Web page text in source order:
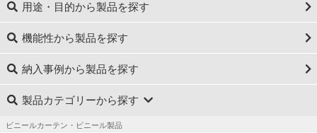
用途・目的から製品を探す
機能性から製品を探す
納入事例から製品を探す
製品カテゴリーから探す
ビニールカーテン・ビニール製品